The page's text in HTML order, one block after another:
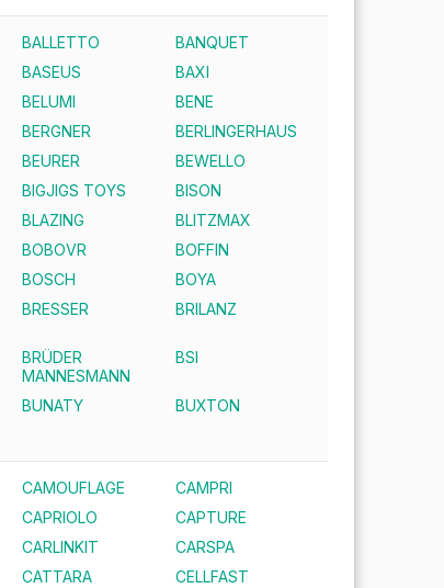
BALLETTO
BANQUET
BASEUS
BAXI
BELUMI
BENE
BERGNER
BERLINGERHAUS
BEURER
BEWELLO
BIGJIGS TOYS
BISON
BLAZING
BLITZMAX
BOBOVR
BOFFIN
BOSCH
BOYA
BRESSER BRILANZ
BRÜDER
MANNESMANN
BSI
BUNATY
BUXTON
CAMOUFLAGE
CAMPRI
CAPRIOLO
CAPTURE
CARLINKIT
CARSPA
CATTARA
CELLFAST